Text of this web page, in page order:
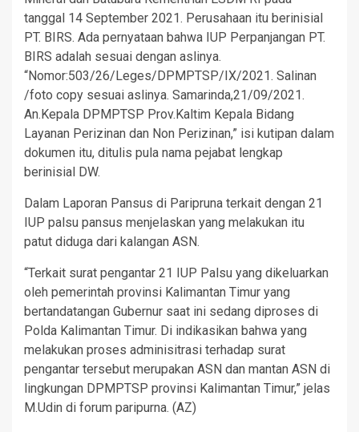
tanggal 14 September 2021. Perusahaan itu berinisial
PT. BIRS. Ada pernyataan bahwa IUP Perpanjangan PT.
BIRS adalah sesuai dengan aslinya.
“Nomor:503/26/Leges/DPMPTSP/IX/2021. Salinan
/foto copy sesuai aslinya. Samarinda,21/09/2021.
An.Kepala DPMPTSP Prov.Kaltim Kepala Bidang
Layanan Perizinan dan Non Perizinan,” isi kutipan dalam
dokumen itu, ditulis pula nama pejabat lengkap
berinisial DW.
Dalam Laporan Pansus di Paripruna terkait dengan 21
IUP palsu pansus menjelaskan yang melakukan itu
patut diduga dari kalangan ASN.
“Terkait surat pengantar 21 IUP Palsu yang dikeluarkan
oleh pemerintah provinsi Kalimantan Timur yang
bertandatangan Gubernur saat ini sedang diproses di
Polda Kalimantan Timur. Di indikasikan bahwa yang
melakukan proses adminisitrasi terhadap surat
pengantar tersebut merupakan ASN dan mantan ASN di
lingkungan DPMPTSP provinsi Kalimantan Timur,” jelas
M.Udin di forum paripurna. (AZ)